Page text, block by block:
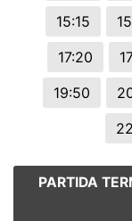
15:15
17:20
19:50
PARTIDA